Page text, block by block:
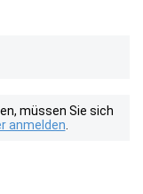
müssen Sie sich
anmelden